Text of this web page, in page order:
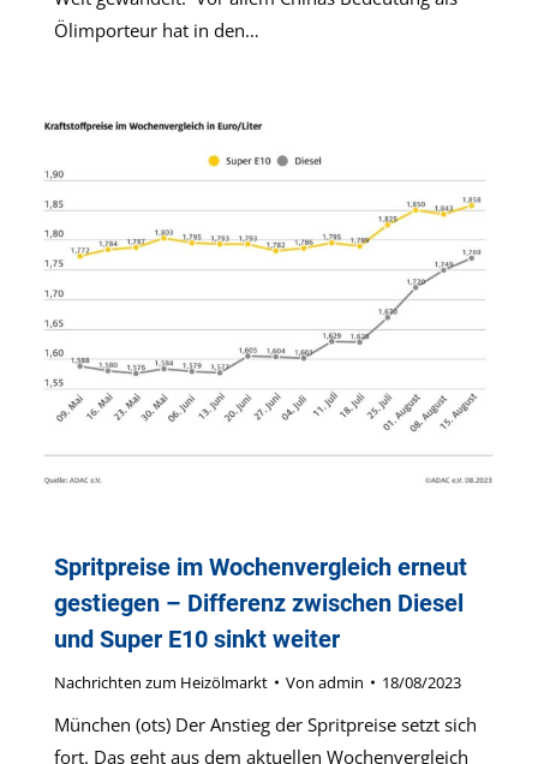
Ölimporteur hat in den…
Spritpreise im Wochenvergleich erneut
gestiegen – Differenz zwischen Diesel
und Super E10 sinkt weiter
Nachrichten zum Heizölmarkt Von admin 18/08/2023
München (ots) Der Anstieg der Spritpreise setzt sich
fort. Das geht aus dem aktuellen Wochenvergleich